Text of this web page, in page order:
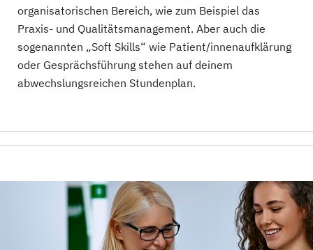
organisatorischen Bereich, wie zum Beispiel das
Praxis- und Qualitätsmanagement. Aber auch die
sogenannten „Soft Skills“ wie Patient/innenaufklärung
oder Gesprächsführung stehen auf deinem
abwechslungsreichen Stundenplan.